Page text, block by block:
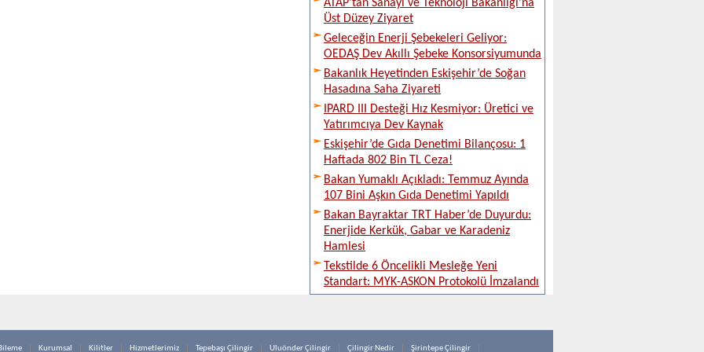
ATAP’tan Sanayi ve Teknoloji Bakanlığı’na
Üst Düzey Ziyaret
Geleceğin Enerji Şebekeleri Geliyor:
OEDAŞ Dev Akıllı Şebeke Konsorsiyumunda
Bakanlık Heyetinden Eskişehir’de Soğan
Hasadına Saha Ziyareti
IPARD III Desteği Hız Kesmiyor: Üretici ve
Yatırımcıya Dev Kaynak
Eskişehir’de Gıda Denetimi Bilançosu: 1
Haftada 802 Bin TL Ceza!
Bakan Yumaklı Açıkladı: Temmuz Ayında
107 Bini Aşkın Gıda Denetimi Yapıldı
Bakan Bayraktar TRT Haber’de Duyurdu:
Enerjide Kerkük, Gabar ve Karadeniz
Hamlesi
Tekstilde 6 Öncelikli Mesleğe Yeni
Standart: MYK-ASKON Protokolü İmzalandı
Kurumsal Kilitler Hizmetlerimiz Tepebaşı Çilingir Uluönder Çilingir Çilingir Nedir Şirintepe Çilingir